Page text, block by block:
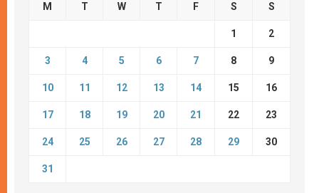
M T W T F S S
1 2
3 4 5 6 7 8 9
10 11 12 13 14 15 16
17 18 19 20 21 22 23
24 25 26 27 28 29 30
31